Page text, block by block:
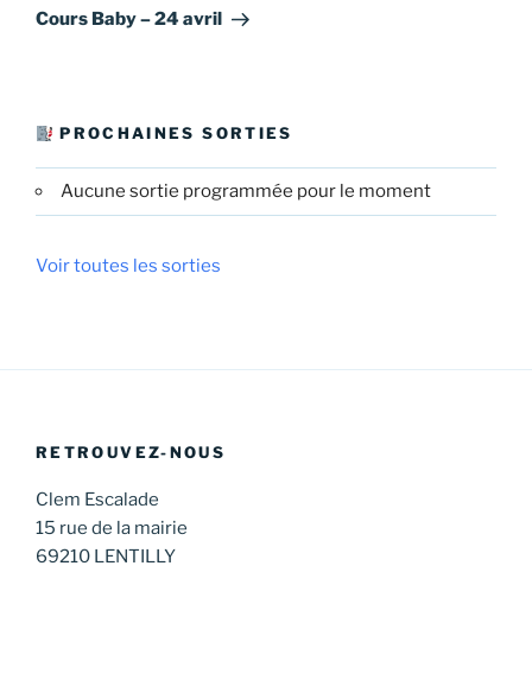
suivant
Cours Baby – 24 avril
PROCHAINES SORTIES
Aucune sortie programmée pour le moment
Voir toutes les sorties
RETROUVEZ-NOUS
Clem Escalade
15 rue de la mairie
69210 LENTILLY